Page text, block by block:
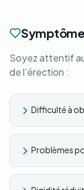
Soyez attentif
de l’érection :
Difficulté à
Problèmes